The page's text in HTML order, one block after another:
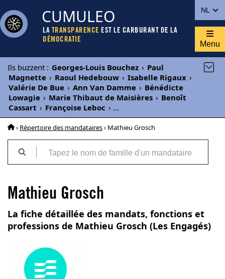
NL
CUMULEO
LA TRANSPARENCE EST LE CARBURANT DE LA
DÉMOCRATIE
Menu
Ils buzzent : Georges-Louis Bouchez › Paul
Magnette › Raoul Hedebouw › Isabelle Rigaux ›
Valérie De Bue › Ann Van Damme › Bénédicte
Lowagie › Marie Thibaut de Maisières › Benoît
Cassart › Françoise Leboc › ...
› Répertoire des mandataires› Mathieu Grosch
Mathieu Grosch
La fiche détaillée des mandats, fonctions et
professions de Mathieu Grosch (Les Engagés)